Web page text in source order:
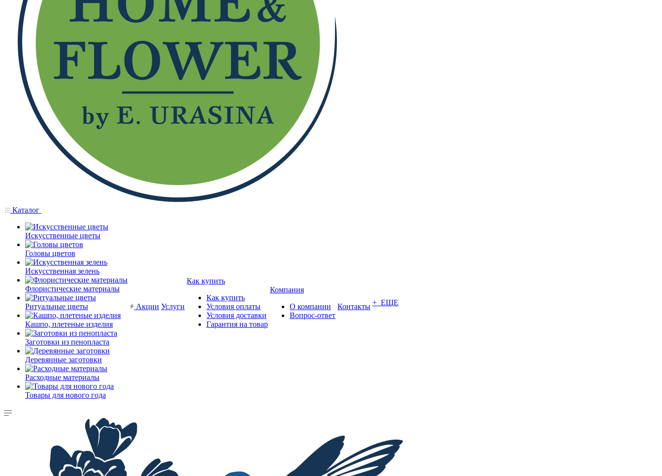
Каталог
Искусственные цветы
Головы цветов
Искусственная зелень
Флористические материалы
Ритуальные цветы
Кашпо, плетеные изделия
Заготовки из пенопласта
Деревянные заготовки
Расходные материалы
Товары для нового года
Акции Услуги
Как купить
Как купить
Условия оплаты
Условия доставки
Гарантия на товар
Компания
О компании
Вопрос-ответ
Контакты + ЕЩЕ